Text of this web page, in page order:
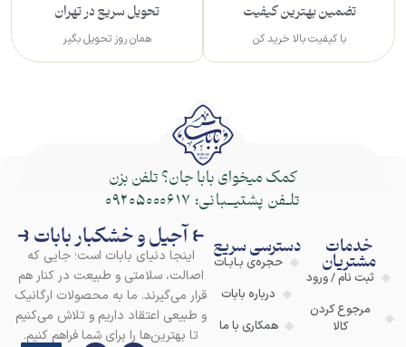
تضمین بهترین کیفیت
با کیفیت بالا خرید کن
تحویل سریع در تهران
همان روز تحویل بگیر
کمک میخوای بابا جان؟ تلفن بزن
تلـفن پشتیــبانی: 09205000617
خدمات
مشتریان
ثبت نام / ورود
مرجوع کردن
کالا
⥼ آجیل و خشکبار بابات ⥽
اینجا دنیای بابات است؛ جایی که
اصالت، سلامتی و طبیعت در کنار هم
قرار می‌گیرند. ما به محصولات ارگانیک
و طبیعی اعتقاد داریم و تلاش می‌کنیم
تا بهترین‌ها را برای شما فراهم کنیم.
دسترسی سریع
حجره‌ی بـابـات
درباره بابات
همکاری با ما